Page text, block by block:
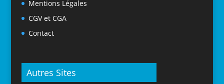
Mentions Légales
CGV et CGA
Contact
Autres Sites